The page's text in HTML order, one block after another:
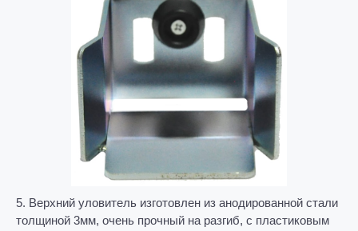
5. Верхний уловитель изготовлен из анодированной стали
толщиной 3мм, очень прочный на разгиб, с пластиковым